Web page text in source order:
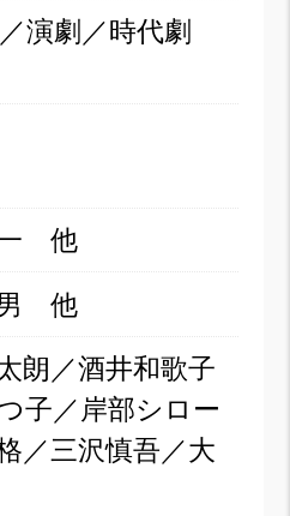
演劇／時代劇
他
男 他
朗／酒井和歌子
子／岸部シロー
／三沢慎吾／大